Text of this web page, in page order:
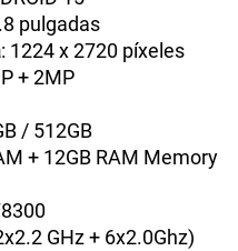
pulgadas
: 1224 x 2720 píxeles
+ 2MP
/ 512GB
+ 12GB RAM Memory
GHz + 6x2.0Ghz)